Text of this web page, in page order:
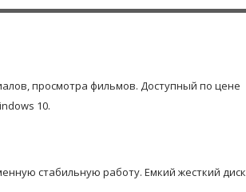
просмотра фильмов. Доступный по цене
10.
стабильную работу. Емкий жесткий диск